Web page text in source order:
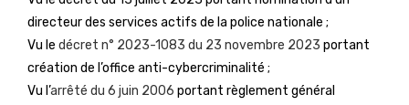
directeur des services actifs de la police nationale ;
Vu le décret n° 2023-1083 du 23 novembre 2023 portant
création de l’office anti-cybercriminalité ;
Vu l’arrêté du 6 juin 2006 portant règlement général